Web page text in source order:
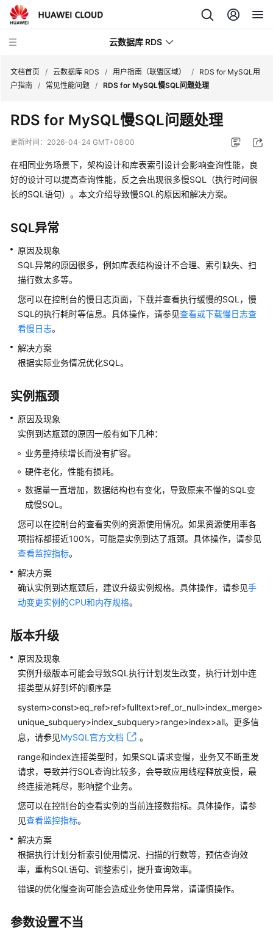
云数据库 RDS
产
介
绍
费
明
快
入
门
内
核
绍
用
户
南
最
佳
实
践
性
白
皮
书
API
考
SDK
考
常
见
问
题
故
障
排
除
频
助
文档首页 / 云数据库 RDS / 用户指南（联盟区域） /
RDS for MySQL用
户指南 / 常见性能问题 / RDS for MySQL慢SQL问题处理
RDS for MySQL慢SQL问题处理
更新时间： 2026-04-24 GMT+08:00
在相同业务场景下，架构设计和库表索引设计会影响查询性能，良
好的设计可以提高查询性能，反之会出现很多慢SQL（执行时间很
长的SQL语句）。本文介绍导致慢SQL的原因和解决方案。
SQL异常
原因及现象
SQL异常的原因很多，例如库表结构设计不合理、索引缺失、扫
描行数太多等。
您可以在控制台的慢日志页面，下载并查看执行缓慢的SQL，慢
SQL的执行耗时等信息。具体操作，请参见查看或下载慢日志查
看慢日志。
解决方案
根据实际业务情况优化SQL。
实例瓶颈
原因及现象
实例到达瓶颈的原因一般有如下几种：
业务量持续增长而没有扩容。
硬件老化，性能有损耗。
数据量一直增加，数据结构也有变化，导致原来不慢的SQL变
成慢SQL。
您可以在控制台的查看实例的资源使用情况。如果资源使用率各
项指标都接近100%，可能是实例到达了瓶颈。具体操作，请参见
查看监控指标。
解决方案
确认实例到达瓶颈后，建议升级实例规格。具体操作，请参见手
动变更实例的CPU和内存规格。
版本升级
原因及现象
实例升级版本可能会导致SQL执行计划发生改变，执行计划中连
接类型从好到坏的顺序是
system>const>eq_ref>ref>fulltext>ref_or_null>index_merge>
unique_subquery>index_subquery>range>index>all。更多信
息，请参见MySQL官方文档
。
range和index连接类型时，如果SQL请求变慢，业务又不断重发
请求，导致并行SQL查询比较多，会导致应用线程释放变慢，最
终连接池耗尽，影响整个业务。
您可以在控制台的查看实例的当前连接数指标。具体操作，请参
见查看监控指标。
解决方案
根据执行计划分析索引使用情况、扫描的行数等，预估查询效
率，重构SQL语句、调整索引，提升查询效率。
错误的优化慢查询可能会造成业务使用异常，请谨慎操作。
参数设置不当